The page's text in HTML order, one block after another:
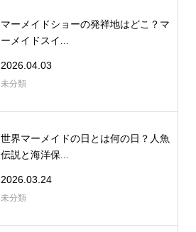
マーメイドショーの発祥地はどこ？マ
ーメイドスイ...
2026.04.03
未分類
世界マーメイドの日とは何の日？人魚
伝説と海洋保...
2026.03.24
未分類